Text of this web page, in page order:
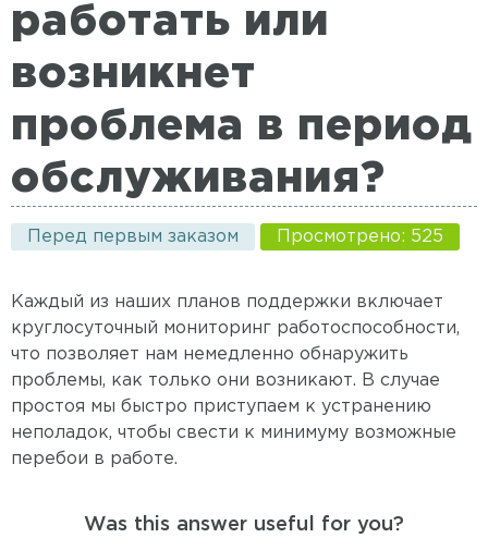
работать или
возникнет
проблема в период
обслуживания?
Перед первым заказом Просмотрено: 525
Каждый из наших планов поддержки включает
круглосуточный мониторинг работоспособности,
что позволяет нам немедленно обнаружить
проблемы, как только они возникают. В случае
простоя мы быстро приступаем к устранению
неполадок, чтобы свести к минимуму возможные
перебои в работе.
Was this answer useful for you?